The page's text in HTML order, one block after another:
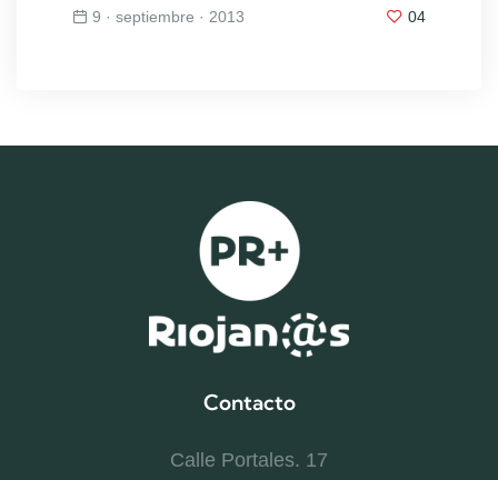
9 · septiembre · 2013 04
Contacto
Calle Portales. 17